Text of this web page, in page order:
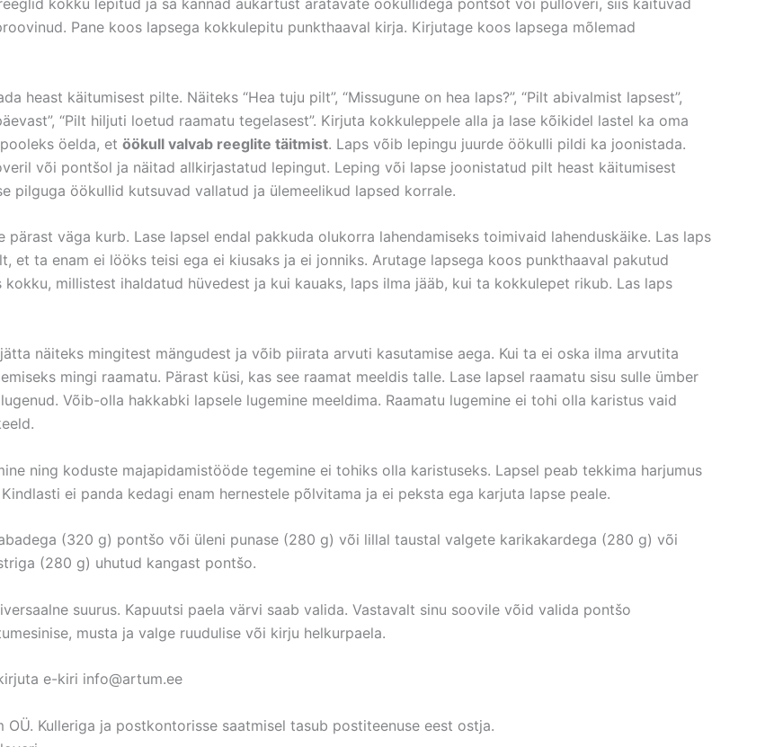
kokku lepitud ja sa kannad aukartust äratavate öökullidega pontšot või pulloveri, siis käituvad
Pane koos lapsega kokkulepitu punkthaaval kirja. Kirjutage koos lapsega mõlemad
heast käitumisest pilte. Näiteks “Hea tuju pilt”, “Missugune on hea laps?”, “Pilt abivalmist lapsest”,
“Pilt hiljuti loetud raamatu tegelasest”. Kirjuta kokkuleppele alla ja lase kõikidel lastel ka oma
öelda, et öökull valvab reeglite täitmist. Laps võib lepingu juurde öökulli pildi ka joonistada.
või pontšol ja näitad allkirjastatud lepingut. Leping või lapse joonistatud pilt heast käitumisest
pilguga öökullid kutsuvad vallatud ja ülemeelikud lapsed korrale.
väga kurb. Lase lapsel endal pakkuda olukorra lahendamiseks toimivaid lahenduskäike. Las laps
et ta enam ei lööks teisi ega ei kiusaks ja ei jonniks. Arutage lapsega koos punkthaaval pakutud
millistest ihaldatud hüvedest ja kui kauaks, laps ilma jääb, kui ta kokkulepet rikub. Las laps
näiteks mingitest mängudest ja võib piirata arvuti kasutamise aega. Kui ta ei oska ilma arvutita
mingi raamatu. Pärast küsi, kas see raamat meeldis talle. Lase lapsel raamatu sisu sulle ümber
Võib-olla hakkabki lapsele lugemine meeldima. Raamatu lugemine ei tohi olla karistus vaid
ning koduste majapidamistööde tegemine ei tohiks olla karistuseks. Lapsel peab tekkima harjumus
ei panda kedagi enam hernestele põlvitama ja ei peksta ega karjuta lapse peale.
(320 g) pontšo või üleni punase (280 g) või lillal taustal valgete karikakardega (280 g) või
(280 g) uhutud kangast pontšo.
suurus. Kapuutsi paela värvi saab valida. Vastavalt sinu soovile võid valida pontšo
musta ja valge ruudulise või kirju helkurpaela.
e-kiri info@artum.ee
Kulleriga ja postkontorisse saatmisel tasub postiteenuse eest ostja.